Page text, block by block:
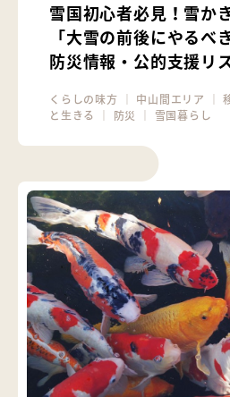
雪国初心者必見！雪か
「大雪の前後にやる
防災情報・公的支援リ
くらしの味方 ｜ 中山間エリア ｜
と生きる
｜ 防災 ｜ 雪国暮らし